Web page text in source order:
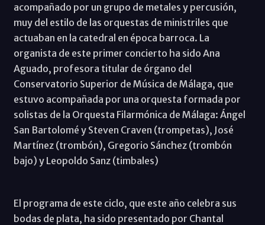
acompañado por un grupo de metales y percusión,
muy del estilo de las orquestas de ministriles que
actuaban en la catedral en época barroca. La
organista de este primer concierto ha sido Ana
Aguado, profesora titular de órgano del
Conservatorio Superior de Música de Málaga, que
estuvo acompañada por una orquesta formada por
solistas de la Orquesta Filarmónica de Málaga: Ángel
San Bartolomé y Steven Craven (trompetas), José
Martínez (trombón), Gregorio Sánchez (trombón
bajo) y Leopoldo Sanz (timbales)
El programa de este ciclo, que este año celebra sus
bodas de plata, ha sido presentado por Chantal